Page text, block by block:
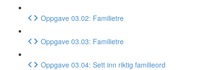
Oppgave 03.02: Familietre
Oppgave 03.03: Familietre
Oppgave 03.04: Sett inn riktig familieord